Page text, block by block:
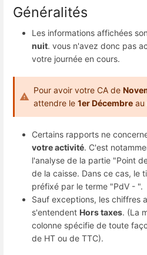
Généralités
Les informations affichées
nuit. vous n'avez donc pas
votre journée en cours.
Pour avoir votre CA de
attendre le 1er Décembre au
Certains rapports ne
votre activité. C'est
l'analyse de la partie "Point
de la caisse. Dans ce cas, le
préfixé par le terme "PdV - ".
Sauf exceptions, les chiffres
s'entendent Hors taxes. (La
colonne spécifie de toute
de HT ou de TTC).